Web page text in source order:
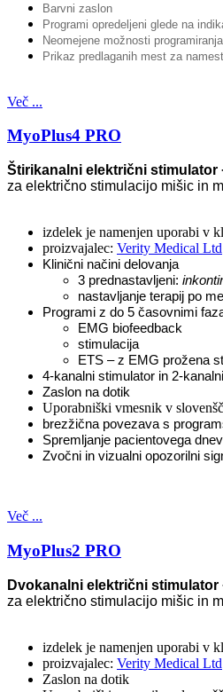
Barvni zaslon
Programi opredeljeni glede na
Neomejene možnosti programiranja
Prikaz predlaganih mest za
Več ...
MyoPlus4 PRO
Štirikanalni električni stimulator
za električno stimulacijo mišic in
izdelek je namenjen uporabi v
proizvajalec: Verity Medical Ltd
Klinični načini delovanja
3 prednastavljeni:
nastavljanje terapij po
Programi z do 5 časovnimi
EMG biofeedback
stimulacija
ETS – z EMG prožena
4-kanalni stimulator in 2-
Zaslon na dotik
Uporabniški vmesnik v
brezžičnapovezavas
Spremljanje pacientovega
Zvočni in vizualni opozorilni
Več ...
MyoPlus2 PRO
Dvokanalni električni stimulator
za električno stimulacijo mišic in
izdelek je namenjen uporabi v
proizvajalec: Verity Medical Ltd
Zaslon na dotik